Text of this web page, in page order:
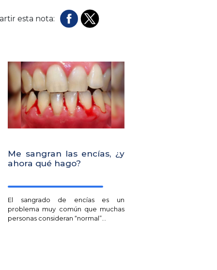
esta nota:
Me sangran las encías, ¿y
ahora qué hago?
El sangrado de encías es un
problema muy común que muchas
personas consideran “normal”...